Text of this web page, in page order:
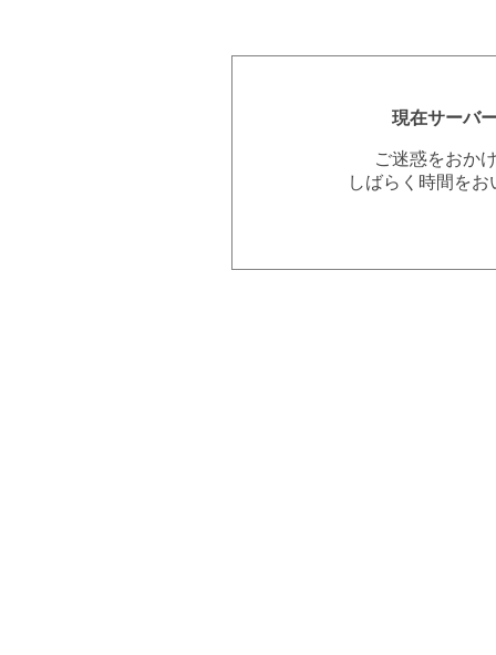
現在サーバ
ご迷惑をおか
しばらく時間を